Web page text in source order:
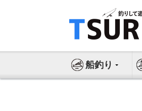
ス
船釣り